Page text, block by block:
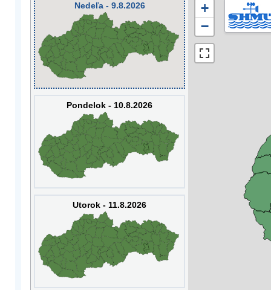
Nedeľa - 9.8.2026
Pondelok - 10.8.2026
Utorok - 11.8.2026
+
−